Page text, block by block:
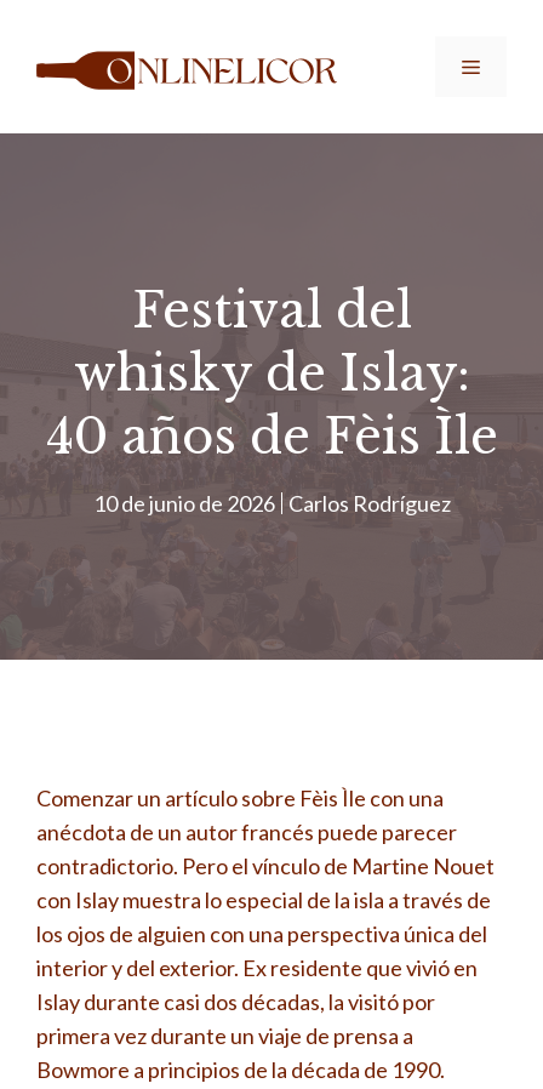
contenido
Menú
Festival del
whisky de Islay:
40 años de Fèis Ìle
10 de junio de 2026 Carlos Rodríguez
Comenzar un artículo sobre Fèis Ìle con una
anécdota de un autor francés puede parecer
contradictorio. Pero el vínculo de Martine Nouet
con Islay muestra lo especial de la isla a través de
los ojos de alguien con una perspectiva única del
interior y del exterior. Ex residente que vivió en
Islay durante casi dos décadas, la visitó por
primera vez durante un viaje de prensa a
Bowmore a principios de la década de 1990.